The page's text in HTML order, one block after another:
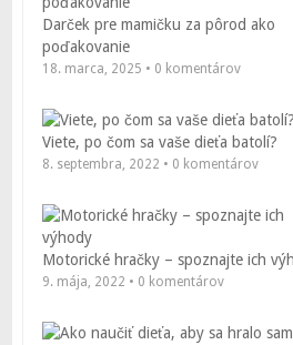
Darček pre mamičku za pôrod ako
poďakovanie
18. marca, 2025 • 0 komentárov
Viete, po čom sa vaše dieťa batolí?
8. septembra, 2022 • 0 komentárov
Motorické hračky – spoznajte ich
9. mája, 2022 • 0 komentárov